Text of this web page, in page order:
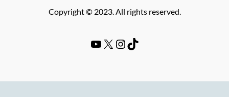
Copyright © 2023. All rights reserved.
YouTube # Instagram TikTok